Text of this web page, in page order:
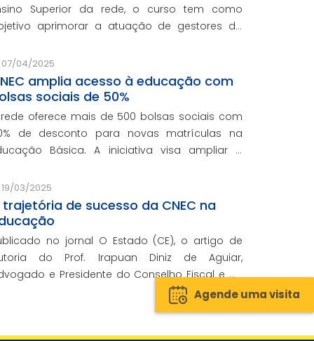
Agende uma visita
Superior da rede, o curso tem como
aprimorar a atuação de gestores da
em serviço da instituição, contando
o oferecimento gratuito da Re
07/04/2025
amplia acesso à educação com
sociais de 50%
oferece mais de 500 bolsas sociais com
de desconto para novas matrículas na
Básica. A iniciativa visa ampliar o
educacional.
19/03/2025
trajetória de sucesso da CNEC na
no jornal O Estado (CE), o artigo de
do Prof. Irapuan Diniz de Aguiar,
e Presidente do Conselho Fiscal e de
Econômicos da CNEC, aborda a história
o impacto cenecista na educação brasileira.